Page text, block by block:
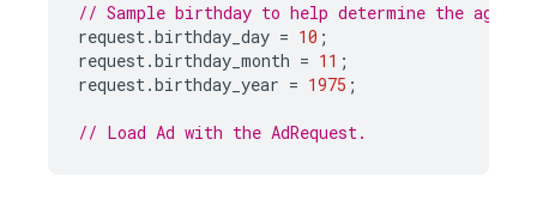
// Sample birthday to help determine the age
request.birthday_day = 10 ;
request.birthday_month = 11 ;
request.birthday_year = 1975 ;
// Load Ad with the AdRequest.